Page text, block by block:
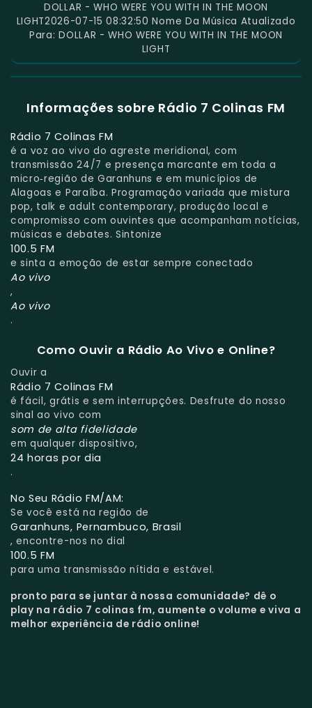
DOLLAR - WHO WERE YOU WITH IN THE MOON
LIGHT2026-07-15 08:32:50 Nome Da Música Atualizado
Para: DOLLAR - WHO WERE YOU WITH IN THE MOON
LIGHT
Informações sobre Rádio 7 Colinas FM
Rádio 7 Colinas FM
é a voz ao vivo do agreste meridional, com
transmissão 24/7 e presença marcante em toda a
micro‑região de Garanhuns e em municípios de
Alagoas e Paraíba. Programação variada que mistura
pop, talk e adult contemporary, produção local e
compromisso com ouvintes que acompanham notícias,
músicas e debates. Sintonize
100.5 FM
e sinta a emoção de estar sempre conectado
Ao vivo
,
Ao vivo
.
Como Ouvir a Rádio Ao Vivo e Online?
Ouvir a
Rádio 7 Colinas FM
é fácil, grátis e sem interrupções. Desfrute do nosso
sinal ao vivo com
som de alta fidelidade
em qualquer dispositivo,
24 horas por dia
.
No Seu Rádio FM/AM:
Se você está na região de
Garanhuns, Pernambuco, Brasil
, encontre-nos no dial
100.5 FM
para uma transmissão nítida e estável.
pronto para se juntar à nossa comunidade? dê o
play na rádio 7 colinas fm, aumente o volume e viva a
melhor experiência de rádio online!